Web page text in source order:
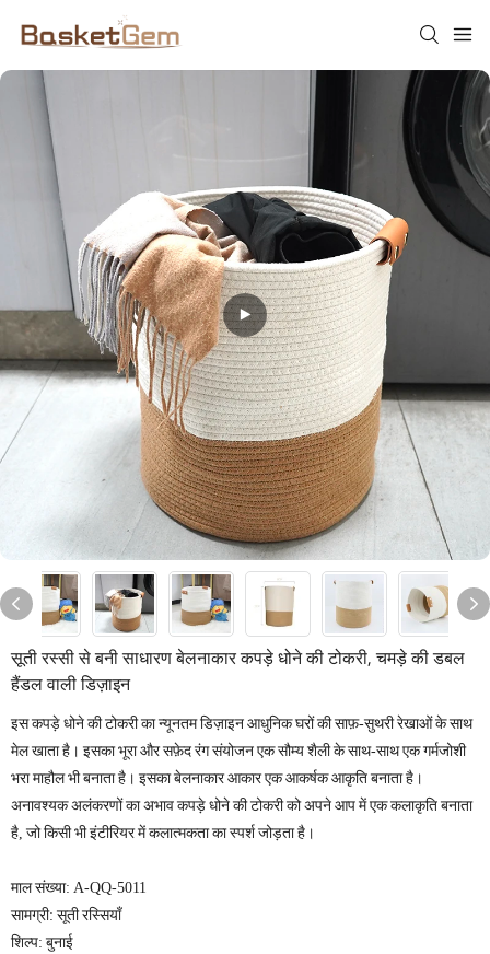
सूती रस्सी से बनी साधारण बेलनाकार कपड़े धोने की टोकरी, चमड़े की डबल
हैंडल वाली डिज़ाइन
इस कपड़े धोने की टोकरी का न्यूनतम डिज़ाइन आधुनिक घरों की साफ़-सुथरी रेखाओं के साथ
मेल खाता है। इसका भूरा और सफ़ेद रंग संयोजन एक सौम्य शैली के साथ-साथ एक गर्मजोशी
भरा माहौल भी बनाता है। इसका बेलनाकार आकार एक आकर्षक आकृति बनाता है।
अनावश्यक अलंकरणों का अभाव कपड़े धोने की टोकरी को अपने आप में एक कलाकृति बनाता
है, जो किसी भी इंटीरियर में कलात्मकता का स्पर्श जोड़ता है।
माल संख्या: A-QQ-5011
सामग्री: सूती रस्सियाँ
शिल्प: बुनाई